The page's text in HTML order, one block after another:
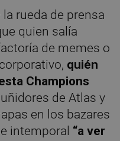
rueda de prensa
quien salía
de memes o
quién
Champions
de Atlas y
en los bazares
intemporal “a ver